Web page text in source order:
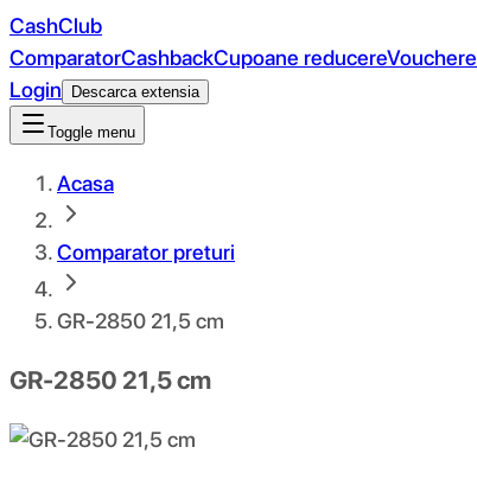
CashClub
ComparatorCashbackCupoane reducereVouchere
Login
Descarca extensia
Toggle menu
Acasa
Comparator preturi
GR-2850 21,5 cm
GR-2850 21,5 cm